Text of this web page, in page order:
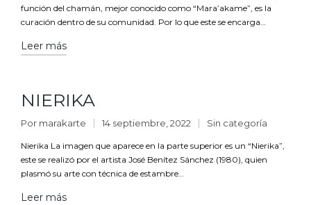
función del chamán, mejor conocido como “Mara’akame”, es la
curación dentro de su comunidad. Por lo que este se encarga…
Leer más
NIERIKA
Por marakarte 14 septiembre, 2022 Sin categoría
Nierika La imagen que aparece en la parte superior es un “Nierika”,
este se realizó por el artista José Benítez Sánchez (1980), quien
plasmó su arte con técnica de estambre…
Leer más